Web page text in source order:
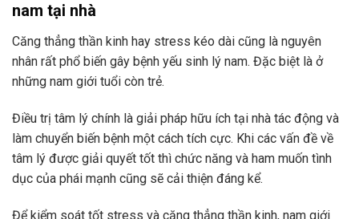
nam tại nhà
Căng thẳng thần kinh hay stress kéo dài cũng là nguyên
nhân rất phổ biến gây bệnh yếu sinh lý nam. Đặc biệt là ở
những nam giới tuổi còn trẻ.
Điều trị tâm lý chính là giải pháp hữu ích tại nhà tác động và
làm chuyển biến bệnh một cách tích cực. Khi các vấn đề về
tâm lý được giải quyết tốt thì chức năng và ham muốn tình
dục của phái mạnh cũng sẽ cải thiện đáng kể.
Để kiểm soát tốt stress và căng thẳng thần kinh, nam giới